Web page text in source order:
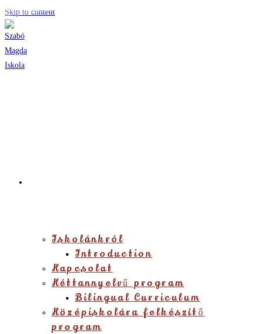
Skip to content
Iskolánkról
Introduction
Kapcsolat
Kéttannyelvű program
Bilingual Curriculum
Középiskolára felkészítő
program